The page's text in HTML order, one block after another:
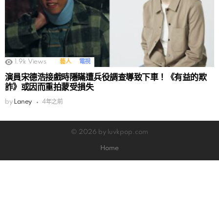
1.9k Views 藝人 電視
演員宋德浩接戲時隱瞞遭兵役調查導致下車！《有益的欺
詐》或因而重拍蒙受損失
by Laney 4年之前
© 2026 by luvkpop.com
Home